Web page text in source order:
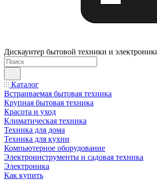
Дискаунтер бытовой техники и
Каталог
Встраиваемая бытовая техника
Крупная бытовая техника
Красота и уход
Климатическая техника
Техника для дома
Техника для кухни
Компьютерное оборудование
Электроинструменты и садовая техника
Электроника
Как купить